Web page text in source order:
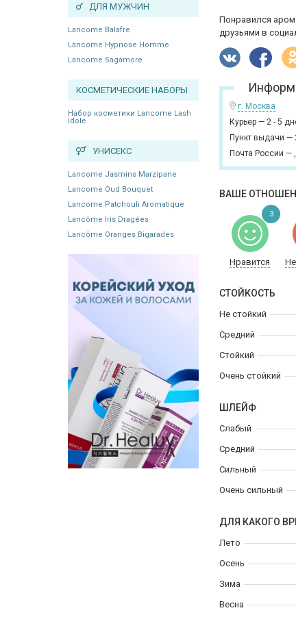
ДЛЯ МУЖЧИН
Lancome Balafre
Lancome Hypnose Homme
Lancome Sagamore
КОСМЕТИЧЕСКИЕ НАБОРЫ
Набор косметики Lancome Lash
Idole
УНИСЕКС
Lancome Jasmins Marzipane
Lancome Oud Bouquet
Lancome Patchouli Aromatique
Lancôme Iris Dragées
Lancôme Oranges Bigarades
Понравился
друзьями в
г. Москва
Курьер — 2 - 5
Пункт выдачи —
Почта России — ,
ВАШЕ
Нравится
3
СТОЙКОСТЬ
Не стойкий
Средний
Стойкий
Очень стойкий
ШЛЕЙФ
Слабый
Средний
Сильный
Очень сильный
ДЛЯ КАКОГО
Лето
Осень
Зима
Весна